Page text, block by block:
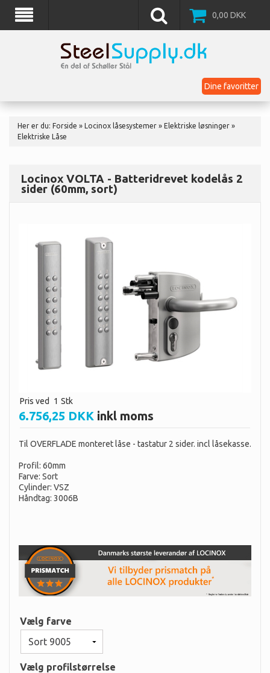
0,00 DKK
Dine favoritter
Her er du: Forside » Locinox låsesystemer » Elektriske løsninger »
Elektriske Låse
Locinox VOLTA - Batteridrevet kodelås 2
sider (60mm, sort)
Pris ved 1 Stk
6.756,25 DKK inkl moms
Til OVERFLADE monteret låse - tastatur 2 sider. incl låsekasse.
Profil: 60mm
Farve: Sort
Cylinder: VSZ
Håndtag: 3006B
Vælg farve
Vælg profilstørrelse